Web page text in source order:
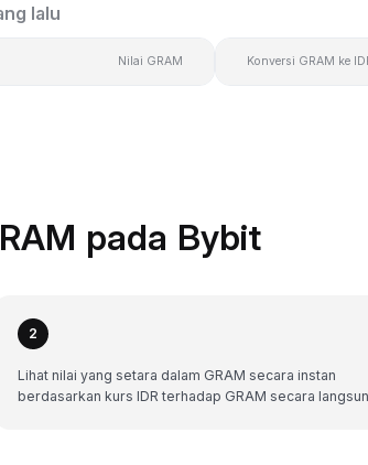
lalu
Nilai GRAM Konversi GRAM ke
pada Bybit
2
Lihat nilai yang setara dalam GRAM secara instan
berdasarkan kurs IDR terhadap GRAM secara